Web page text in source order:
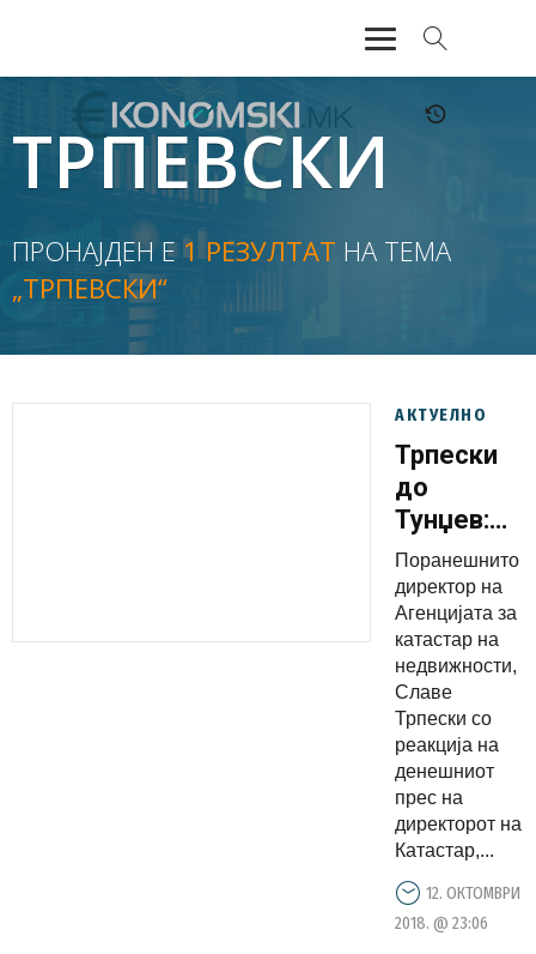
АКТУЕЛНО
ЕКОНОМИЈА
ФИНАНСИИ
БАНКАРСТВО
ЖИВОТ
ТРПЕВСКИ
ПРОНАЈДЕН Е1 РЕЗУЛТАТ НА ТЕМА
„ТРПЕВСКИ“
АКТУЕЛНО
Трпески
до
Тунџев:
Срамано
е да се
лаже
јавност за
работи
кои
можат да
се
проверат
на веб
страната
Поранешнито
директор на
Агенцијата за
катастар на
недвижности,
Славе
Трпески со
реакција на
денешниот
прес на
директорот на
Катастар,...
12. ОКТОМВРИ
2018. @ 23:06